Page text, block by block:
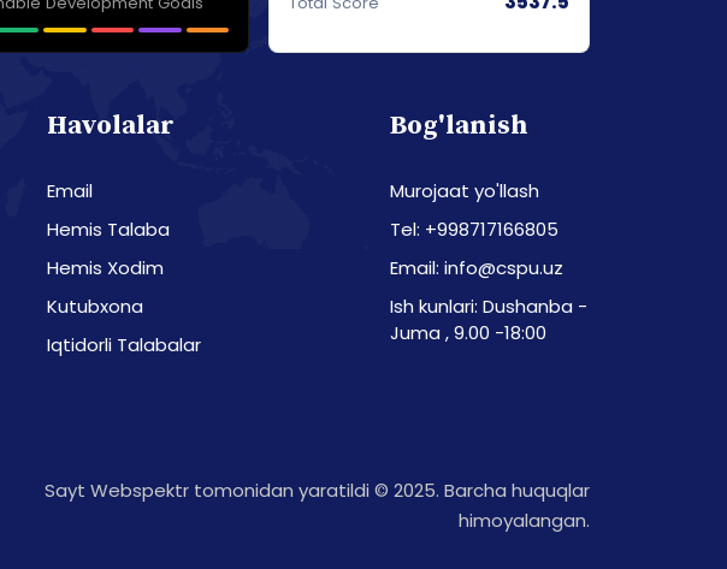
Havolalar
Email
Hemis Talaba
Hemis Xodim
Kutubxona
Iqtidorli Talabalar
Bog'lanish
Murojaat yo'llash
Tel: +998717166805
Email: info@cspu.uz
Ish kunlari: Dushanba -
Juma , 9.00 -18:00
Sayt Webspektr tomonidan yaratildi © 2025. Barcha huquqlar
himoyalangan.